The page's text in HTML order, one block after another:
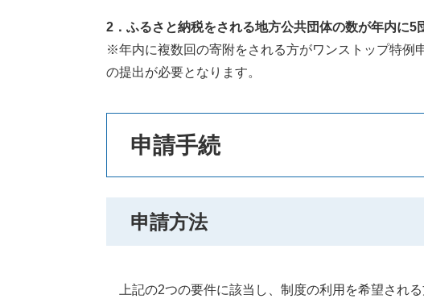
2．ふるさと納税をされる地方公共団体の数が年内に5
※年内に複数回の寄附をされる方がワンストップ特例
の提出が必要となります。
申請手続
申請方法
上記の2つの要件に該当し、制度の利用を希望され